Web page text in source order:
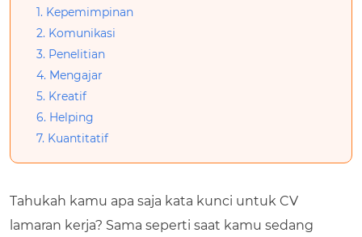
1. Kepemimpinan
2. Komunikasi
3. Penelitian
4. Mengajar
5. Kreatif
6. Helping
7. Kuantitatif
Tahukah kamu apa saja kata kunci untuk CV
lamaran kerja? Sama seperti saat kamu sedang